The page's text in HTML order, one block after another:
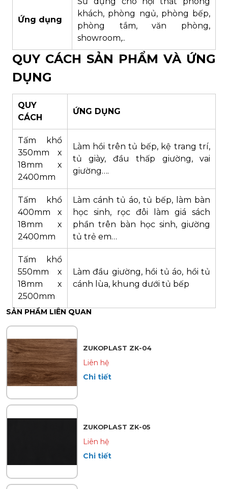
Ứng dụng
khách, phòng ngủ, phòng bếp,
phòng tắm, văn phòng,
showroom,..
QUY CÁCH SẢN PHẨM VÀ ỨNG
DỤNG
QUY
CÁCH
ỨNG DỤNG
Tấm khổ
350mm x
18mm x
2400mm
Làm hồi trên tủ bếp, kệ trang trí,
tủ giày, đầu thấp giường, vai
giường….
Tấm khổ
400mm x
18mm x
2400mm
Làm cánh tủ áo, tủ bếp, làm bàn
học sinh, rọc đôi làm giá sách
phần trên bàn học sinh, giường
tủ trẻ em…
Tấm khổ
550mm x
18mm x
2500mm
Làm đầu giường, hồi tủ áo, hồi tủ
cánh lùa, khung dưới tủ bếp
SẢN PHẨM LIÊN QUAN
ZUKOPLAST ZK-04
Liên hệ
Chi tiết
ZUKOPLAST ZK-05
Liên hệ
Chi tiết